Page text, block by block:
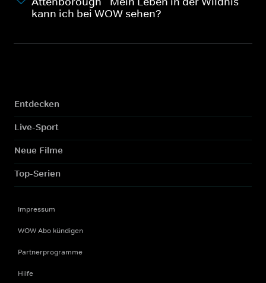
kann ich bei WOW sehen?
Entdecken
Live-Sport
Neue Filme
Top-Serien
Impressum
WOW Abo kündigen
Partnerprogramme
Hilfe